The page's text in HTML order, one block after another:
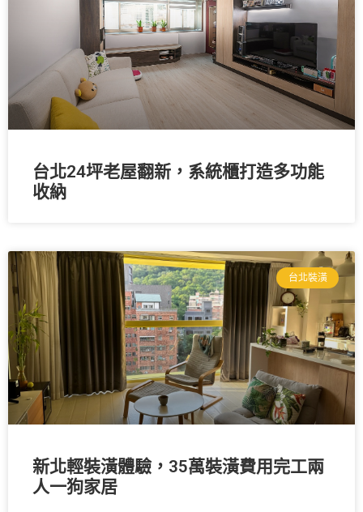
台北24坪老屋翻新，系統櫃打造多功能
收納
台北裝潢
新北輕裝潢體驗，35萬裝潢費用完工兩
人一狗家居